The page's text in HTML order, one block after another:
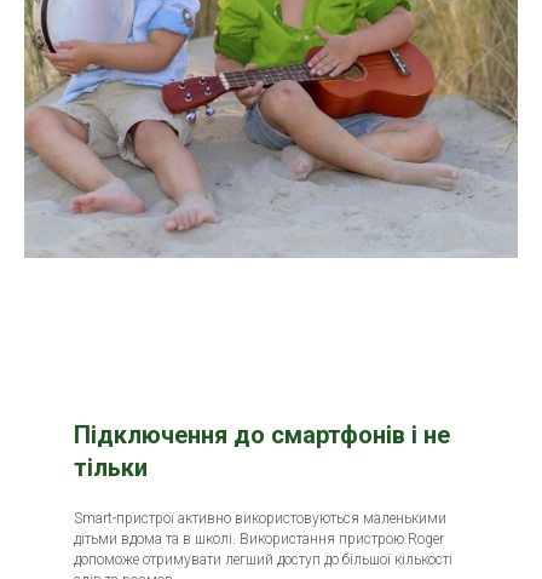
Підключення до смартфонів і не
тільки
Smart-пристрої активно використовуються маленькими
дітьми вдома та в школі. Використання пристрою Roger
допоможе отримувати легший доступ до більшої кількості